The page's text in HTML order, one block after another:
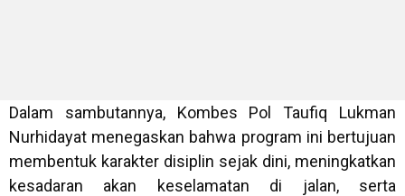
Dalam sambutannya, Kombes Pol Taufiq Lukman
Nurhidayat menegaskan bahwa program ini bertujuan
membentuk karakter disiplin sejak dini, meningkatkan
kesadaran akan keselamatan di jalan, serta